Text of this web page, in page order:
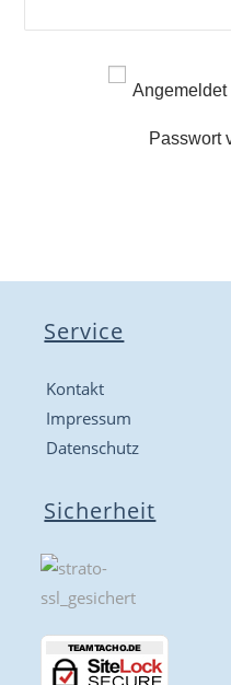
Angemeldet
Passwort
Service
Kontakt
Impressum
Datenschutz
Sicherheit